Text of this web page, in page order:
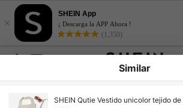
×
SHEIN App
¡ Descarga la APP Ahora !
(1,350)
Similar
SHEIN Qutie Vestido unicolor tejido